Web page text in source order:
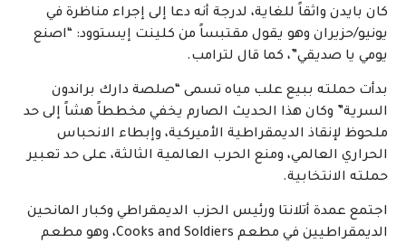
كان بايدن واثقاً للغاية، لدرجة أنه دعا إلى إجراء مناظرة في
يونيو/حزيران وهو يقول مقتبساً من كلينت إيستوود: “اصنع
يومي يا صديقي”، كما قال لترامب.
بدأت حملته ببيع علب مياه تسمى “صلصة دارك براندون
السرية” وكان هذا الحديث الصارم يخفي مخططاً هشاً إلى حد
ملحوظ لإنقاذ الديمقراطية الأميركية، وإبطاء الانحباس
الحراري العالمي، ومنع الحرب العالمية الثالثة، على حد تعبير
حملته الانتخابية.
اجتمع عمدة أتلانتا ورئيس الحزب الديمقراطي وكبار المانحين
الديمقراطيين في مطعم Cooks and Soldiers، وهو مطعم